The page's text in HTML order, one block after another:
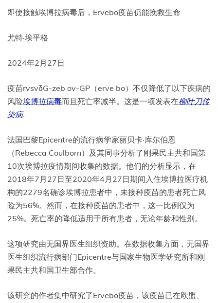
即使接触埃博拉病毒后，Ervebo疫苗仍能挽救生命
尤特·埃平格
2024年2月27日
疫苗rvsvδG-zeb ov-GP（erve bo）不仅降低了以下疾病的
风险埃博拉病毒而且死亡率减半。这是一项发表在柳叶刀传
染病.
法国巴黎Epicentre的流行病学家丽贝卡·库尔伯恩
（Rebecca Coulborn）及其同事分析了刚果民主共和国第
10次埃博拉疫情期间收集的数据。他们的分析显示，在
2018年7月27日至2020年4月27日期间入住埃博拉医疗机
构的2279名确诊埃博拉患者中，未接种疫苗的患者死亡风
险为56%。然而，在接种疫苗的患者中，这一比例仅为
25%。死亡率的降低适用于所有患者，无论年龄和性别。
这项研究由无国界医生组织资助。在数据收集方面，无国界
医生组织流行病部门Epicentre与国家生物医学研究所和刚
果民主共和国卫生部合作。
该研究的作者集中研究了Ervebo疫苗，该疫苗已在欧盟、